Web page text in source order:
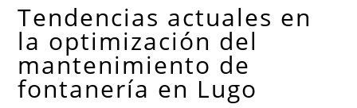
Tendencias actuales en
la optimización del
mantenimiento de
fontanería en Lugo